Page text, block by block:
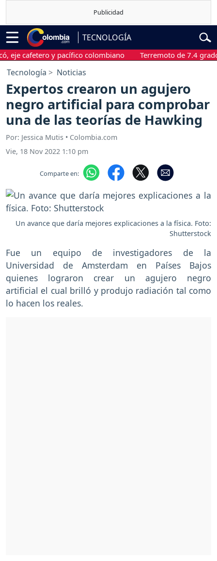
TECNOLOGÍA
cafetero y pacífico colombiano Terremoto de 7.4 grados
Tecnología Noticias
Expertos crearon un agujero
negro artificial para comprobar
una de las teorías de Hawking
Por: Jessica Mutis • Colombia.com
Vie, 18 Nov 2022 1:10 pm
Comparte en:
Un avance que daría mejores explicaciones a la física. Foto:
Shutterstock
Fue un equipo de investigadores de la
Universidad de Amsterdam en Países Bajos
quienes lograron crear un agujero negro
artificial el cual brilló y produjo radiación tal como
lo hacen los reales.